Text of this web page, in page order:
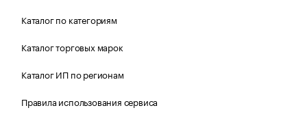
Каталог по категориям
Каталог торговых марок
Каталог ИП по регионам
Правила использования сервиса